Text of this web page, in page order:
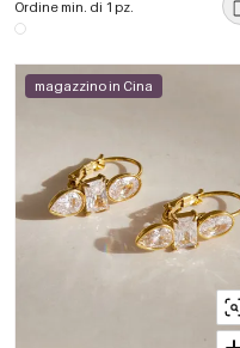
Ordine min. di 1 pz.
magazzino in Cina